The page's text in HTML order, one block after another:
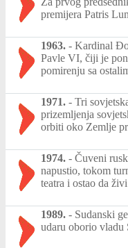
premijera Patris
1963. - Kardinal
Pavle VI, čiji je
pomirenju sa
1971. - Tri
prizemljenja
orbiti oko Zemlje
1974. - Čuveni
napustio, tokom
teatra i ostao da
1989. - Sudanski
udaru oborio vladu